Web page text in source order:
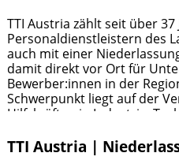
TTI Austria zählt seit über
Personaldienstleistern des
auch mit einer
damit direkt vor Ort für
Bewerber:innen in der
Schwerpunkt liegt auf der
Hilfskräften in Industrie,
Jobsuchende profitieren
TTI Austria |